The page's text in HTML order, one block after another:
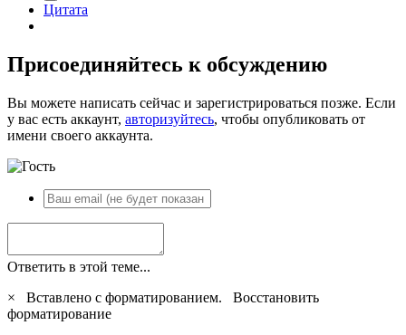
Цитата
Присоединяйтесь к обсуждению
Вы можете написать сейчас и зарегистрироваться позже. Если
у вас есть аккаунт, авторизуйтесь, чтобы опубликовать от
имени своего аккаунта.
Ответить в этой теме...
×
Вставлено с форматированием. Восстановить
форматирование